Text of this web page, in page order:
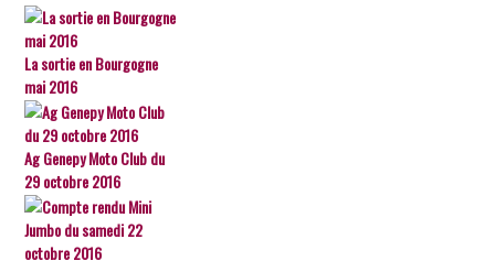
La sortie en Bourgogne
mai 2016
Ag Genepy Moto Club du
29 octobre 2016